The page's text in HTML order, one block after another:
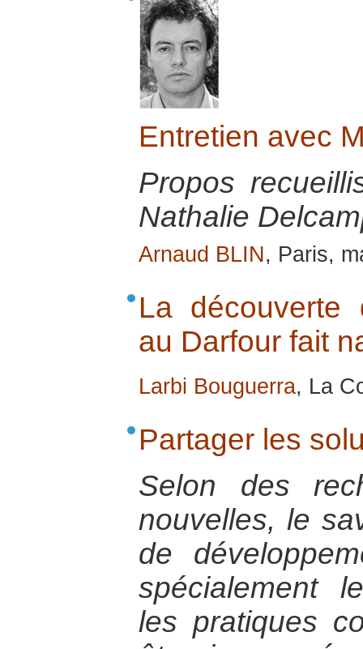
Entretien avec
Propos
Nathalie
Arnaud BLIN, Paris,
La découverte
au Darfour fait
Larbi Bouguerra, La
Partager les
Selon des
nouvelles, le
de
spécialement
les pratiques